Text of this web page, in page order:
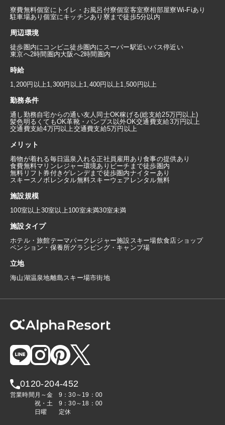
寮費無料個室にトイレ・お風呂付寮個室客室寮相部屋寮Wi-Fiあり
駐車場あり個室にキッチンあり 寮まで徒歩5分以内
周辺環境
徒歩圏内にコンビニ徒歩圏内にスーパー駅近いバス停近い
東京へ2時間圏内大阪へ2時間圏内
時給
1,200円以上1,300円以上1,400円以上1,500円以上
勤務条件
通し勤務自宅からの通い友人同士OK稼げる(総支給25万円以上)
髪色明るくてもOK革靴・パンプス以外OK交通費支給3万円以上
交通費支給4万円以上交通費支給5万円以上
メリット
着物が着れる毎日温泉入れる正社員雇用あり食事の提供あり
食費無料マリンレジャー環境あり ビーチまで徒歩圏内
無料リフト券付きゲレンデまで徒歩圏内ナイターあり
スキースノボレンタル無料スキーウェアレンタル無料
施設規模
100室以上30室以上100室未満30室未満
施設タイプ
ホテル・旅館テーマパーク レジャー施設 スキー場飲食店ショップ
ペンション・保養所グランピング・キャンプ場
立地
海山湖温泉地離島 スキー場市街地
0120-204-452
営業時間 月～金
9：30～19：00
祝・土
9：30～18：00
日曜
定休